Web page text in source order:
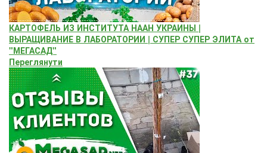
КАРТОФЕЛЬ ИЗ ИНСТИТУТА НААН УКРАИНЫ |
ВЫРАЩИВАНИЕ В ЛАБОРАТОРИИ | СУПЕР СУПЕР ЭЛИТА от
"МЕГАСАД"
Переглянути